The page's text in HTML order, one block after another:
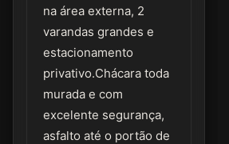
na área externa, 2
varandas grandes e
estacionamento
privativo.Chácara toda
murada e com
excelente segurança,
asfalto até o portão de